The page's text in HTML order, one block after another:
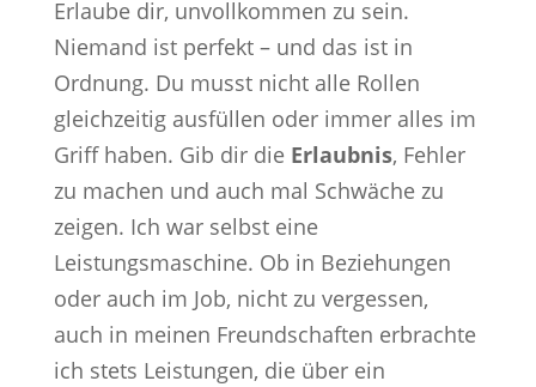
Erlaube dir, unvollkommen zu sein.
Niemand ist perfekt – und das ist in
Ordnung. Du musst nicht alle Rollen
gleichzeitig ausfüllen oder immer alles im
Griff haben. Gib dir die Erlaubnis, Fehler
zu machen und auch mal Schwäche zu
zeigen. Ich war selbst eine
Leistungsmaschine. Ob in Beziehungen
oder auch im Job, nicht zu vergessen,
auch in meinen Freundschaften erbrachte
ich stets Leistungen, die über ein